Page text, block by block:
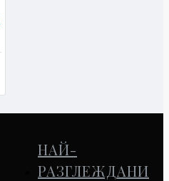
НАЙ-
РАЗГЛЕЖДАНИ